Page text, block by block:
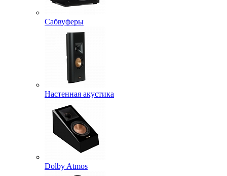
Сабвуферы
Настенная акустика
Dolby Atmos